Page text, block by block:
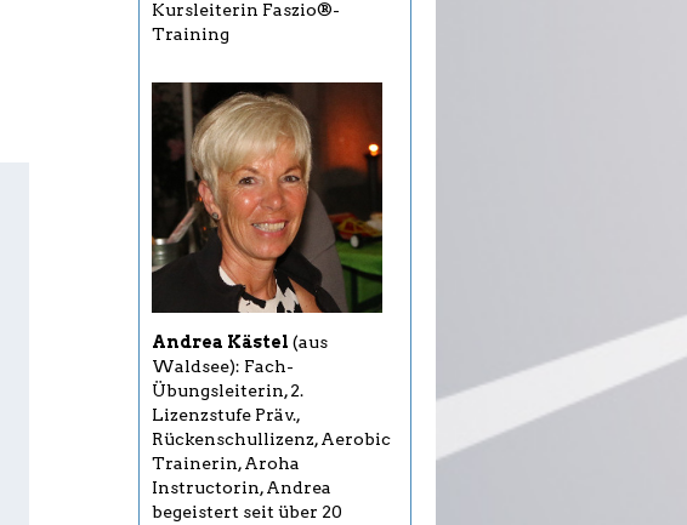
Kursleiterin Faszio®-
Training
Andrea Kästel (aus
Waldsee): Fach-
Übungsleiterin, 2.
Lizenzstufe Präv.,
Rückenschullizenz, Aerobic
Trainerin, Aroha
Instructorin, Andrea
begeistert seit über 20